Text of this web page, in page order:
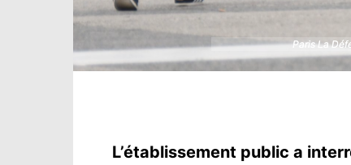
Paris La
Paris La
L’établissement public a